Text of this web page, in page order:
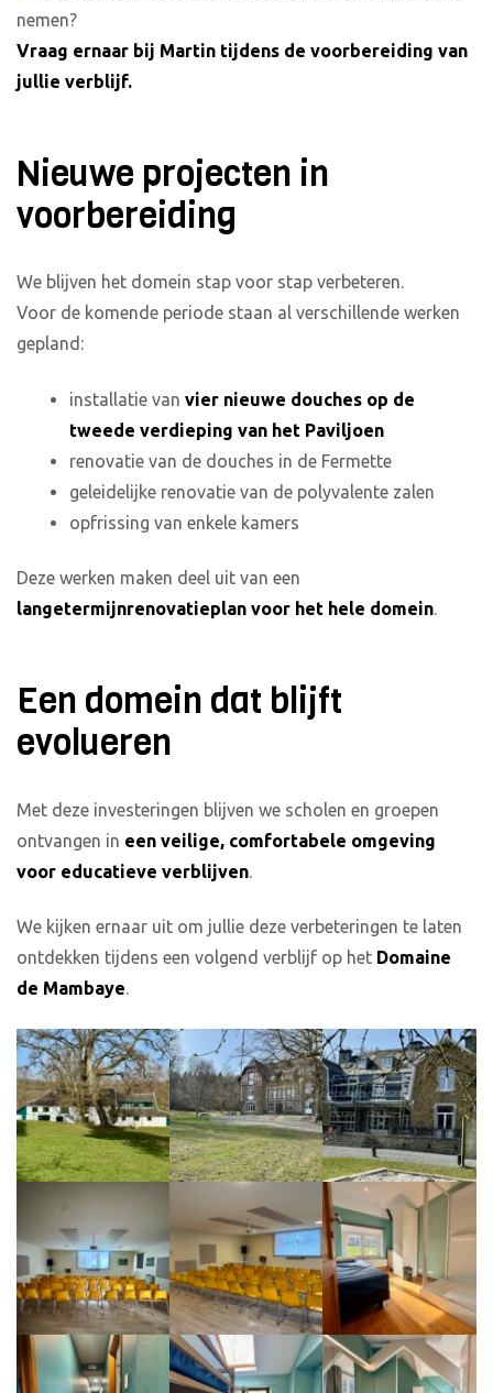
nemen?
Vraag ernaar bij Martin tijdens de voorbereiding van
jullie verblijf.
Nieuwe projecten in
voorbereiding
We blijven het domein stap voor stap verbeteren.
Voor de komende periode staan al verschillende werken
gepland:
installatie van vier nieuwe douches op de
tweede verdieping van het Paviljoen
renovatie van de douches in de Fermette
geleidelijke renovatie van de polyvalente zalen
opfrissing van enkele kamers
Deze werken maken deel uit van een
langetermijnrenovatieplan voor het hele domein.
Een domein dat blijft
evolueren
Met deze investeringen blijven we scholen en groepen
ontvangen in een veilige, comfortabele omgeving
voor educatieve verblijven.
We kijken ernaar uit om jullie deze verbeteringen te laten
ontdekken tijdens een volgend verblijf op het Domaine
de Mambaye.